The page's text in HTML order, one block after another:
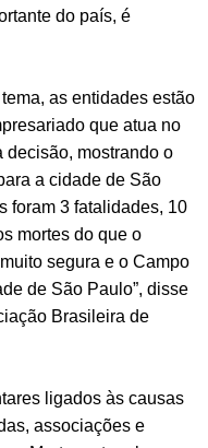
do país, é
as entidades estão
que atua no
decisão, mostrando o
a cidade de São
foram 3 fatalidades, 10
mortes do que o
segura e o Campo
de São Paulo”, disse
Brasileira de
ligados às causas
associações e